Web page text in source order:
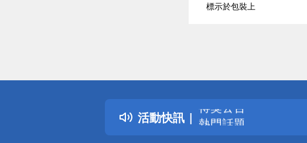
標示於包裝上
活動快訊
詐騙網頁！請小心！
得獎公告
熱門話題
銀行優惠